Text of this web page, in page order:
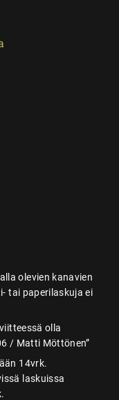
olevien kanavien
tai paperilaskuja ei
olla
/ Matti Möttönen”
14vrk.
laskuissa